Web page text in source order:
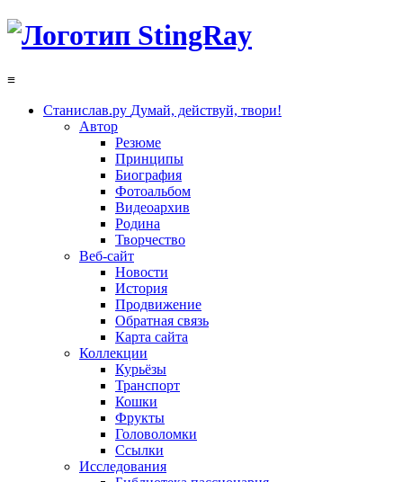
≡
Станислав.ру Думай, действуй, твори!
Автор
Резюме
Принципы
Биография
Фотоальбом
Видеоархив
Родина
Творчество
Веб-сайт
Новости
История
Продвижение
Обратная связь
Карта сайта
Коллекции
Курьёзы
Транспорт
Кошки
Фрукты
Головоломки
Ссылки
Исследования